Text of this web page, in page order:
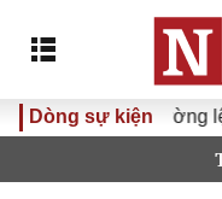
Dòng sự kiện
thứ nhất, Quốc hội khóa